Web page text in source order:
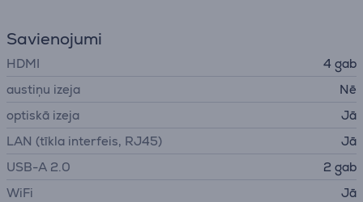
Savienojumi
HDMI
4 gab
austiņu izeja
Nē
optiskā izeja
Jā
LAN (tīkla interfeis, RJ45)
Jā
USB-A 2.0
2 gab
WiFi
Jā